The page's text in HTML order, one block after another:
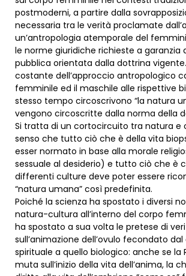
postmoderni, a partire dalla
necessaria tra le verità proclamate
un’antropologia atemporale del
le norme giuridiche richieste a garanzia
pubblica orientata dalla dottrina
costante dell’approccio antropologico
femminile ed il maschile alle rispettive
stesso tempo circoscrivono “la natura
vengono circoscritte dalla norma della
Si tratta di un cortocircuito tra natura e
senso che tutto ciò che è della vita
esser normato in base alla morale
sessuale al desiderio) e tutto ciò che è
differenti culture deve poter essere
“natura umana” così predefinita.
Poiché la scienza ha spostato i diversi
natura-cultura all’interno del corpo
ha spostato a sua volta le pretese di
sull’animazione dell’ovulo fecondato
spirituale a quello biologico: anche se la
muta sull’inizio della vita dell’anima, la